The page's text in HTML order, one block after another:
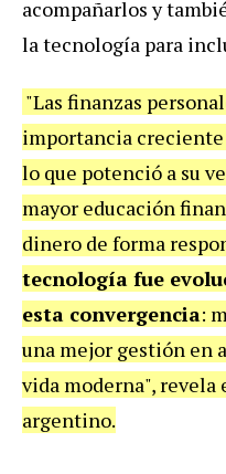
acompañarlos y
la tecnología para
"Las finanzas
importancia creciente
lo que potenció a su
mayor educación
dinero de forma
tecnología fue
esta convergencia:
una mejor gestión en
vida moderna",
argentino.